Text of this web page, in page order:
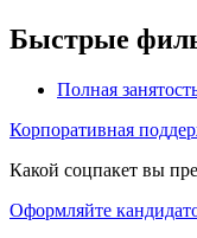
Быстрые
Полная
Корпоративная
Какой соцпакет вы
Оформляйте